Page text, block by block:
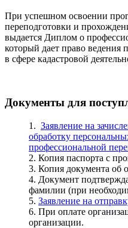
При успешном освоении
переподготовки и
выдается Диплом о
который дает право ведения
в сфере кадастровой
Документы для
1. Заявление на
обработку
профессиональной
2. Копия паспорта с
3. Копия документа об
4. Документ
фамилии (при
5. Заявление на
6. При оплате
организации.